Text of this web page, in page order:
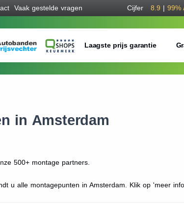
Vaak gestelde vragen Cijfer 8.9 | 99%
Laagste prijs garantie
in Amsterdam
500+ montage partners.
u alle montagepunten in Amsterdam. Klik op 'meer